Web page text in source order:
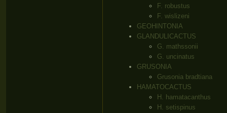
F. robustus
F. wislizeni
GEOHINTONIA
GLANDULICACTUS
G. mathssonii
G. uncinatus
GRUSONIA
Grusonia bradtiana
HAMATOCACTUS
H. hamatacanthus
H. setispinus